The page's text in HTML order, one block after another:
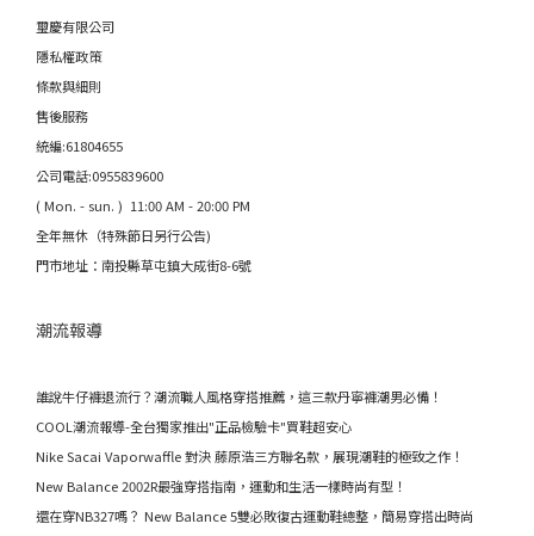
璽慶有限公司
隱私權政策
條款與細則
售後服務
統編:61804655
公司電話:0955839600
( Mon. - sun. ) 11:00 AM - 20:00 PM
全年無休（特殊節日另行公告)
門市地址：南投縣草屯鎮大成街8-6號
潮流報導
誰說牛仔褲退流行？潮流職人風格穿搭推薦，這三款丹寧褲潮男必備！
COOL潮流報導-全台獨家推出"正品檢驗卡"買鞋超安心
Nike Sacai Vaporwaffle 對決 藤原浩三方聯名款，展現潮鞋的極致之作！
New Balance 2002R最強穿搭指南，運動和生活一樣時尚有型！
還在穿NB327嗎？ New Balance 5雙必敗復古運動鞋總整，簡易穿搭出時尚